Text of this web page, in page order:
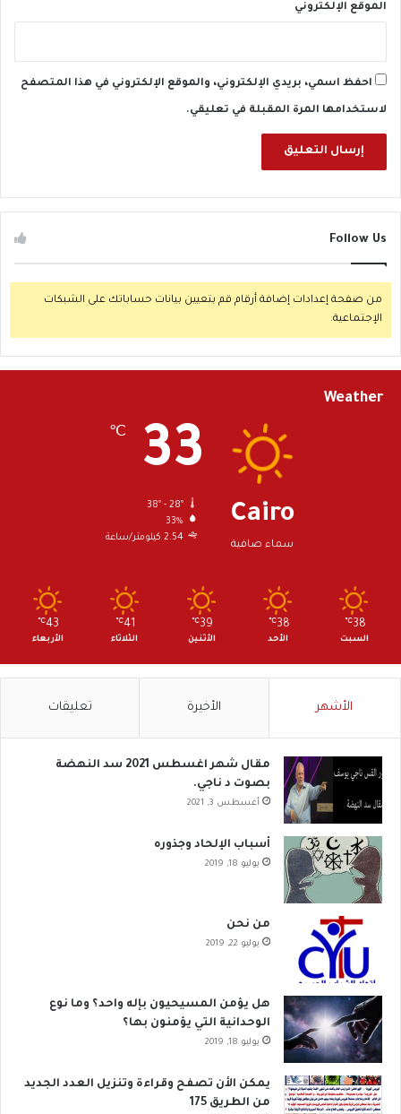
الموقع الإلكتروني
احفظ اسمي، بريدي الإلكتروني، والموقع الإلكتروني في هذا المتصفح
لاستخدامها المرة المقبلة في تعليقي.
Follow Us
من صفحة إعدادات إضافة أرقام قم بتعيين بيانات حساباتك على الشبكات
الإجتماعية.
Weather
Cairo
سماء صافية
33
℃
38º - 28º
33%
2.54 كيلومتر/ساعة
38
℃
السبت
38
℃
الأحد
39
℃
الأثنين
41
℃
الثلاثاء
43
℃
الأربعاء
الأشهر الأخيرة تعليقات
مقال شهر اغسطس 2021 سد النهضة
بصوت د ناجي.
أغسطس 3, 2021
أسباب الإلحاد وجذوره
يوليو 18, 2019
من نحن
يوليو 22, 2019
هل يؤمن المسيحيون بإله واحد؟ وما نوع
الوحدانية التي يؤمنون بها؟
يوليو 18, 2019
يمكن الأن تصفح وقراءة وتنزيل العدد الجديد
من الطريق 175